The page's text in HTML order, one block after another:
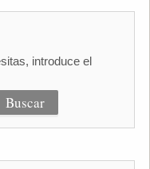
introduce el